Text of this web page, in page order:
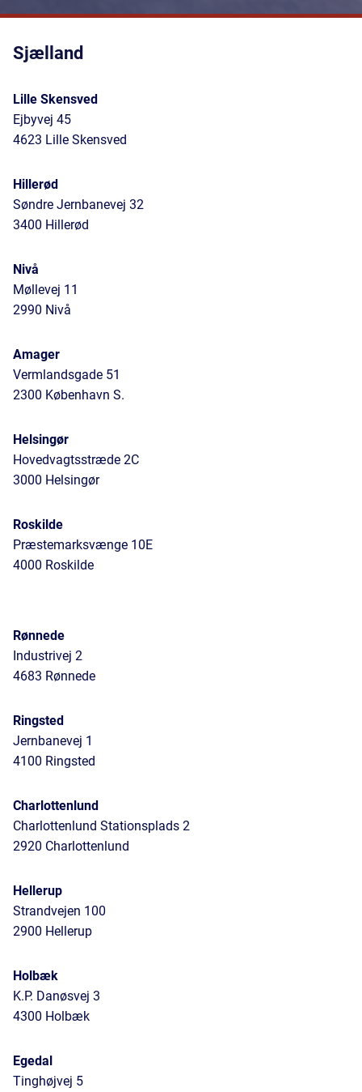
Sjælland
Lille Skensved
Ejbyvej 45
4623 Lille Skensved
Hillerød
Søndre Jernbanevej 32
3400 Hillerød
Nivå
Møllevej 11
2990 Nivå
Amager
Vermlandsgade 51
2300 København S.
Helsingør
Hovedvagtsstræde 2C
3000 Helsingør
Roskilde
Præstemarksvænge 10E
4000 Roskilde
Rønnede
Industrivej 2
4683 Rønnede
Ringsted
Jernbanevej 1
4100 Ringsted
Charlottenlund
Charlottenlund Stationsplads 2
2920 Charlottenlund
Hellerup
Strandvejen 100
2900 Hellerup
Holbæk
K.P. Danøsvej 3
4300 Holbæk
Egedal
Tinghøjvej 5